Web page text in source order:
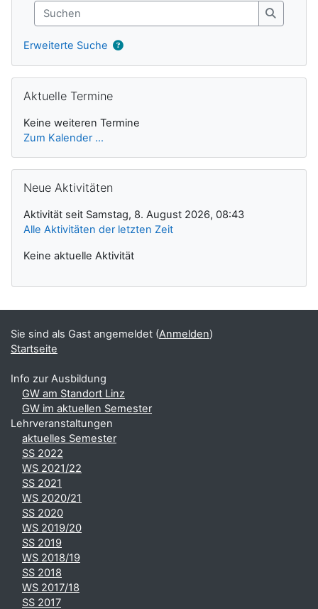
Suchen
Suchen
Erweiterte Suche
Aktuelle Termine
Keine weiteren Termine
Zum Kalender ...
Neue Aktivitäten
Aktivität seit Samstag, 8. August 2026, 08:43
Alle Aktivitäten der letzten Zeit
Keine aktuelle Aktivität
Sie sind als Gast angemeldet (Anmelden)
Startseite
Info zur Ausbildung
GW am Standort Linz
GW im aktuellen Semester
Lehrveranstaltungen
aktuelles Semester
SS 2022
WS 2021/22
SS 2021
WS 2020/21
SS 2020
WS 2019/20
SS 2019
WS 2018/19
SS 2018
WS 2017/18
SS 2017